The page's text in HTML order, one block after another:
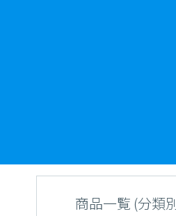
商品一覧 (分類